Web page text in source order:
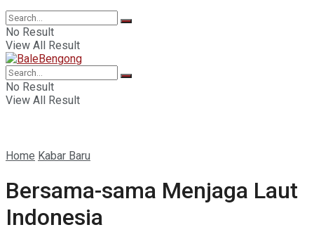
No Result
View All Result
No Result
View All Result
Home Kabar Baru
Bersama-sama Menjaga Laut
Indonesia